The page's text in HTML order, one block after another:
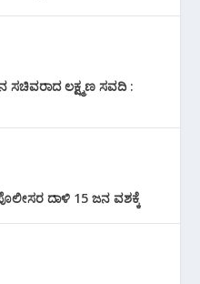
ಸಚಿವರಾದ ಲಕ್ಷ್ಮಣ ಸವದಿ :
ದಾಳಿ 15 ಜನ ವಶಕ್ಕೆ